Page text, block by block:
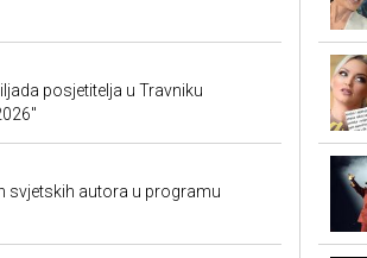
posjetitelja u Travniku
svjetskih autora u programu